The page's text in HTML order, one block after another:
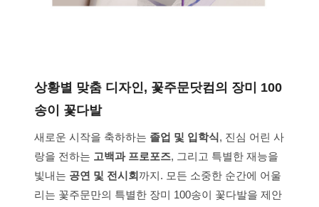
상황별 맞춤 디자인, 꽃주문닷컴의 장미 100
송이 꽃다발
새로운 시작을 축하하는 졸업 및 입학식, 진심 어린 사
랑을 전하는 고백과 프로포즈, 그리고 특별한 재능을
빛내는 공연 및 전시회까지. 모든 소중한 순간에 어울
리는 꽃주문만의 특별한 장미 100송이 꽃다발을 제안